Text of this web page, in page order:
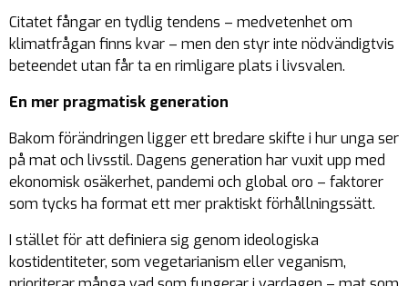
Citatet fångar en tydlig tendens – medvetenhet om
klimatfrågan finns kvar – men den styr inte nödvändigtvis
beteendet utan får ta en rimligare plats i livsvalen.
En mer pragmatisk generation
Bakom förändringen ligger ett bredare skifte i hur unga ser
på mat och livsstil. Dagens generation har vuxit upp med
ekonomisk osäkerhet, pandemi och global oro – faktorer
som tycks ha format ett mer praktiskt förhållningssätt.
I stället för att definiera sig genom ideologiska
kostidentiteter, som vegetarianism eller veganism,